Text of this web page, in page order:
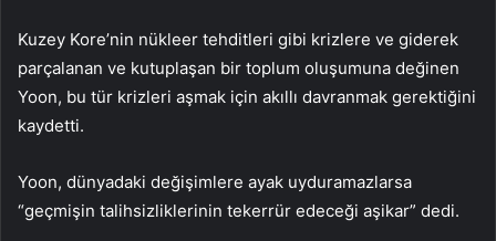
Kuzey Kore’nin nükleer tehditleri gibi krizlere ve giderek
parçalanan ve kutuplaşan bir toplum oluşumuna değinen
Yoon, bu tür krizleri aşmak için akıllı davranmak gerektiğini
kaydetti.
Yoon, dünyadaki değişimlere ayak uyduramazlarsa
“geçmişin talihsizliklerinin tekerrür edeceği aşikar” dedi.